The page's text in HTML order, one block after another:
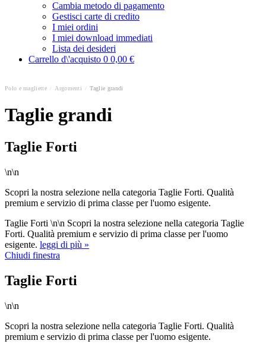
Cambia metodo di pagamento
Gestisci carte di credito
I miei ordini
I miei download immediati
Lista dei desideri
Carrello d\'acquisto 0 0,00 €
Polo e magliette Argomenti Taglie grandi
Taglie grandi
Taglie Forti
\n\n
Scopri la nostra selezione nella categoria Taglie Forti. Qualità
premium e servizio di prima classe per l'uomo esigente.
Taglie Forti \n\n Scopri la nostra selezione nella categoria Taglie
Forti. Qualità premium e servizio di prima classe per l'uomo
esigente. leggi di più »
Chiudi finestra
Taglie Forti
\n\n
Scopri la nostra selezione nella categoria Taglie Forti. Qualità
premium e servizio di prima classe per l'uomo esigente.